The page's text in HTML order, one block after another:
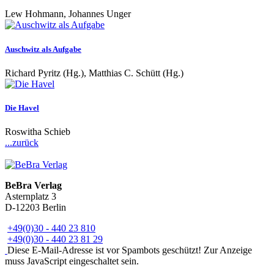
Lew Hohmann, Johannes Unger
Auschwitz als Aufgabe
Richard Pyritz (Hg.), Matthias C. Schütt (Hg.)
Die Havel
Roswitha Schieb
...zurück
BeBra Verlag
Asternplatz 3
D-12203 Berlin
+49(0)30 - 440 23 810
+49(0)30 - 440 23 81 29
Diese E-Mail-Adresse ist vor Spambots geschützt! Zur Anzeige
muss JavaScript eingeschaltet sein.